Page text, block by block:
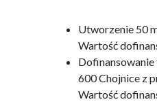
Utworzenie 50
Wartość
600 Chojnice z
Wartość